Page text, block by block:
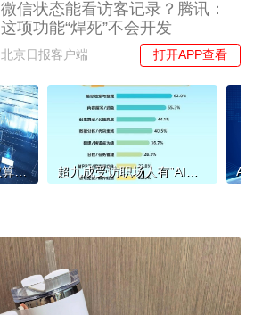
微信状态能看访客记录？腾讯：
这项功能“焊死”不会开发
北京日报客户端 打开APP查看
用AI生成内容，著作权算谁的？ 超九成受访职场人有“AI工作搭子”